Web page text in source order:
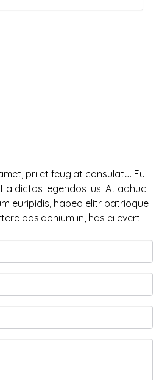
pri et feugiat consulatu. Eu
dictas legendos ius. At adhuc
euripidis, habeo elitr patrioque
posidonium in, has ei everti